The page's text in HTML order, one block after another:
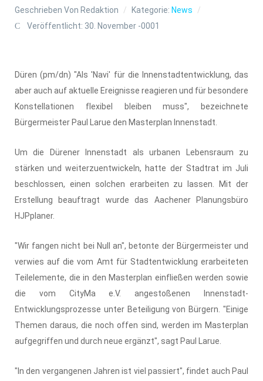
Geschrieben Von Redaktion Kategorie: News
Veröffentlicht: 30. November -0001
Düren (pm/dn) "Als 'Navi' für die Innenstadtentwicklung, das
aber auch auf aktuelle Ereignisse reagieren und für besondere
Konstellationen flexibel bleiben muss", bezeichnete
Bürgermeister Paul Larue den Masterplan Innenstadt.
Um die Dürener Innenstadt als urbanen Lebensraum zu
stärken und weiterzuentwickeln, hatte der Stadtrat im Juli
beschlossen, einen solchen erarbeiten zu lassen. Mit der
Erstellung beauftragt wurde das Aachener Planungsbüro
HJPplaner.
"Wir fangen nicht bei Null an", betonte der Bürgermeister und
verwies auf die vom Amt für Stadtentwicklung erarbeiteten
Teilelemente, die in den Masterplan einfließen werden sowie
die vom CityMa e.V. angestoßenen Innenstadt-
Entwicklungsprozesse unter Beteiligung von Bürgern. "Einige
Themen daraus, die noch offen sind, werden im Masterplan
aufgegriffen und durch neue ergänzt", sagt Paul Larue.
"In den vergangenen Jahren ist viel passiert", findet auch Paul